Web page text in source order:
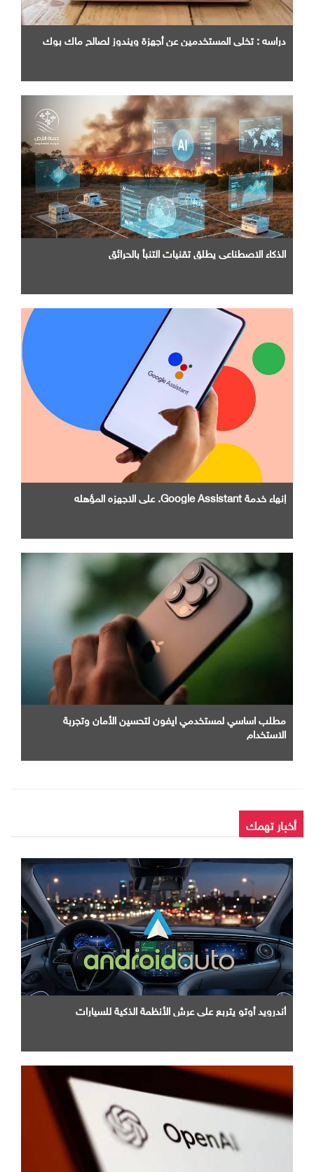
دراسه : تخلي المستخدمين عن أجهزة ويندوز لصالح ماك بوك
الذكاء الاصطناعي يطلق تقنيات التنبأ بالحرائق
إنهاء خدمة Google Assistant. علي الاجهزه المؤهله
مطلب اساسي لمستخدمي ايفون لتحسين الأمان وتجربة
الاستخدام
أخبار تهمك
أندرويد أوتو يتربع علي عرش الأنظمة الذكية للسيارات